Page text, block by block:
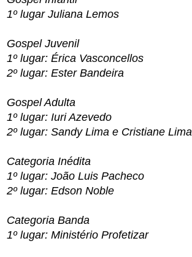
1º lugar Juliana Lemos
Gospel Juvenil
1º lugar: Érica Vasconcellos
2º lugar: Ester Bandeira
Gospel Adulta
1º lugar: Iuri Azevedo
2º lugar: Sandy Lima e Cristiane Lima
Categoria Inédita
1º lugar: João Luis Pacheco
2º lugar: Edson Noble
Categoria Banda
1º lugar: Ministério Profetizar